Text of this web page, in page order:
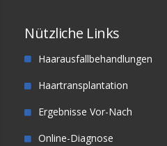
Nützliche Links
Haarausfallbehandlungen
Haartransplantation
Ergebnisse Vor-Nach
Online-Diagnose